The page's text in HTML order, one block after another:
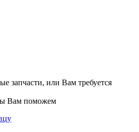
запчасти, или Вам требуется
Вам поможем